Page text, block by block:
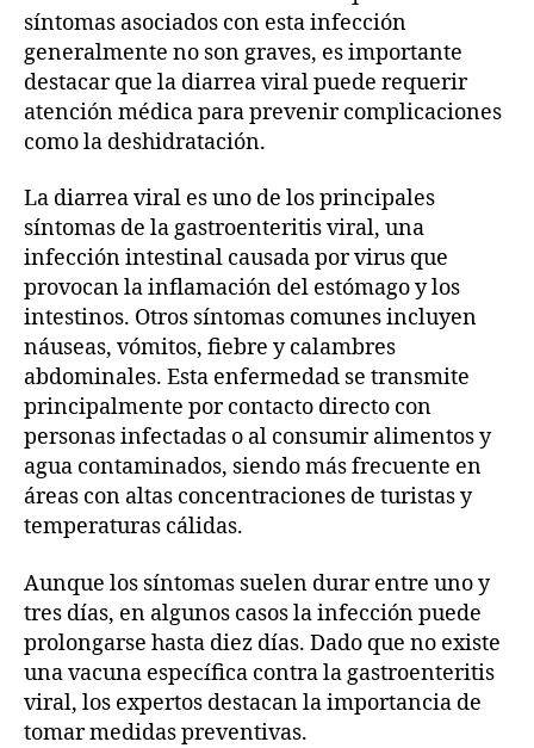
síntomas asociados con esta infección
generalmente no son graves, es importante
destacar que la diarrea viral puede requerir
atención médica para prevenir complicaciones
como la deshidratación.
La diarrea viral es uno de los principales
síntomas de la gastroenteritis viral, una
infección intestinal causada por virus que
provocan la inflamación del estómago y los
intestinos. Otros síntomas comunes incluyen
náuseas, vómitos, fiebre y calambres
abdominales. Esta enfermedad se transmite
principalmente por contacto directo con
personas infectadas o al consumir alimentos y
agua contaminados, siendo más frecuente en
áreas con altas concentraciones de turistas y
temperaturas cálidas.
Aunque los síntomas suelen durar entre uno y
tres días, en algunos casos la infección puede
prolongarse hasta diez días. Dado que no existe
una vacuna específica contra la gastroenteritis
viral, los expertos destacan la importancia de
tomar medidas preventivas.